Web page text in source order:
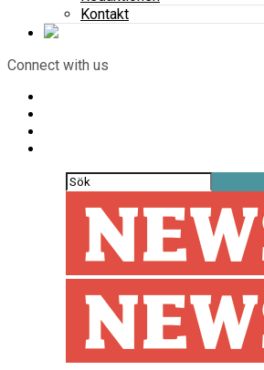
Kontakt
Connect with us